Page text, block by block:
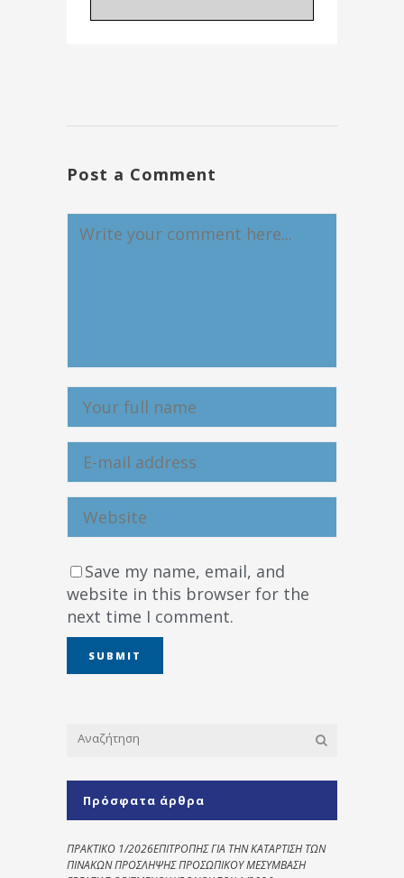
Post a Comment
Save my name, email, and
website in this browser for the
next time I comment.
Πρόσφατα άρθρα
ΠΡΑΚΤΙΚΟ 1/2026ΕΠΙΤΡΟΠΗΣ ΓΙΑ ΤΗΝ ΚΑΤΑΡΤΙΣΗ ΤΩΝ
ΠΙΝΑΚΩΝ ΠΡΟΣΛΗΨΗΣ ΠΡΟΣΩΠΙΚΟΥ ΜΕΣΥΜΒΑΣΗ